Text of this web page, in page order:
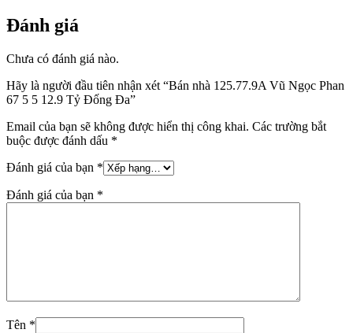
Đánh giá
Chưa có đánh giá nào.
Hãy là người đầu tiên nhận xét “Bán nhà 125.77.9A Vũ Ngọc Phan
67 5 5 12.9 Tỷ Đống Đa”
Email của bạn sẽ không được hiển thị công khai. Các trường bắt
buộc được đánh dấu *
Đánh giá của bạn *
Đánh giá của bạn *
Tên *